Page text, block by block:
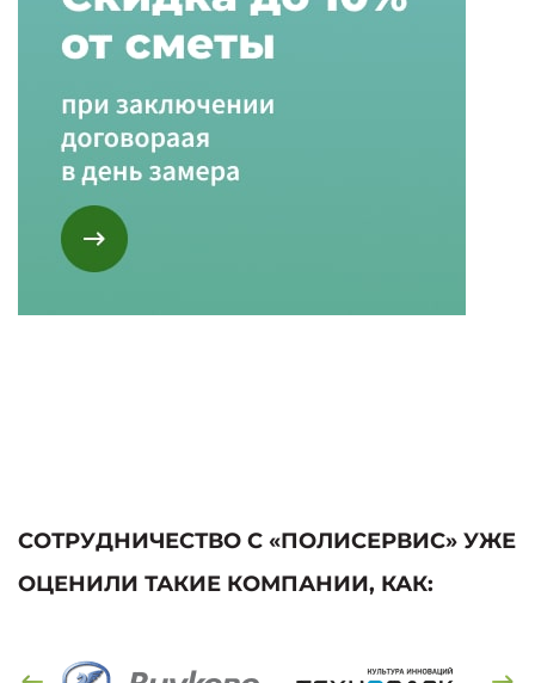
СОТРУДНИЧЕСТВО С «ПОЛИСЕРВИС» УЖЕ
ОЦЕНИЛИ ТАКИЕ КОМПАНИИ, КАК: